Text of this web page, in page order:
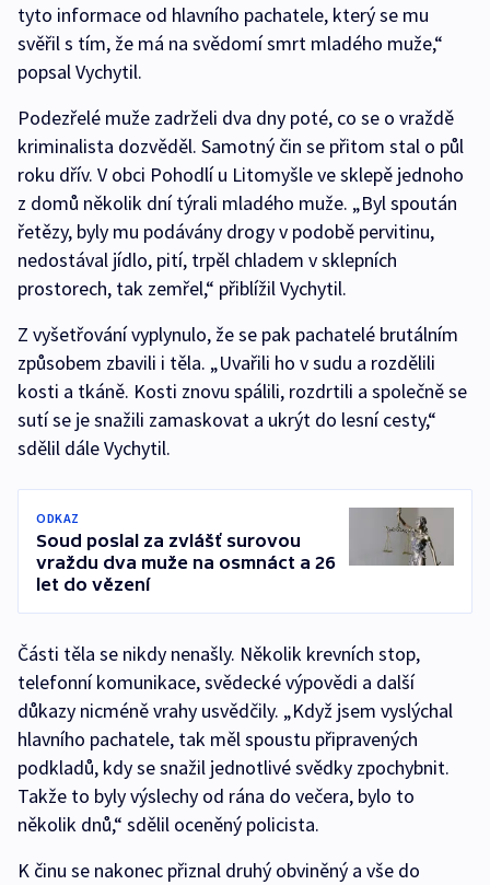
tyto informace od hlavního pachatele, který se mu
svěřil s tím, že má na svědomí smrt mladého muže,“
popsal Vychytil.
Podezřelé muže zadrželi dva dny poté, co se o vraždě
kriminalista dozvěděl. Samotný čin se přitom stal o půl
roku dřív. V obci Pohodlí u Litomyšle ve sklepě jednoho
z domů několik dní týrali mladého muže. „Byl spoután
řetězy, byly mu podávány drogy v podobě pervitinu,
nedostával jídlo, pití, trpěl chladem v sklepních
prostorech, tak zemřel,“ přiblížil Vychytil.
Z vyšetřování vyplynulo, že se pak pachatelé brutálním
způsobem zbavili i těla. „Uvařili ho v sudu a rozdělili
kosti a tkáně. Kosti znovu spálili, rozdrtili a společně se
sutí se je snažili zamaskovat a ukrýt do lesní cesty,“
sdělil dále Vychytil.
ODKAZ
Soud poslal za zvlášť surovou
vraždu dva muže na osmnáct a 26
let do vězení
Části těla se nikdy nenašly. Několik krevních stop,
telefonní komunikace, svědecké výpovědi a další
důkazy nicméně vrahy usvědčily. „Když jsem vyslýchal
hlavního pachatele, tak měl spoustu připravených
podkladů, kdy se snažil jednotlivé svědky zpochybnit.
Takže to byly výslechy od rána do večera, bylo to
několik dnů,“ sdělil oceněný policista.
K činu se nakonec přiznal druhý obviněný a vše do